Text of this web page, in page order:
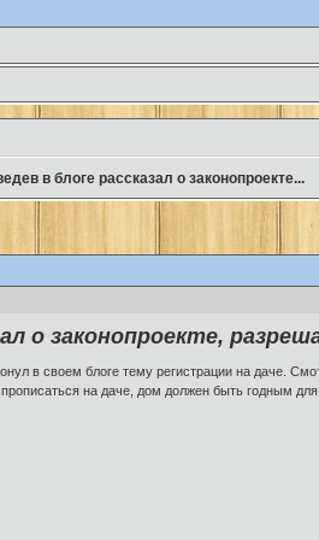
в блоге рассказал о законопроекте...
о законопроекте,
в своем блоге тему регистрации на даче.
на даче, дом должен быть годным